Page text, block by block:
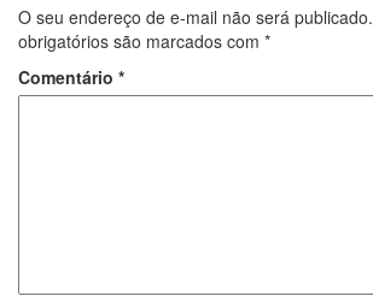
O seu endereço de e-mail não será publicado.
obrigatórios são marcados com *
Comentário *